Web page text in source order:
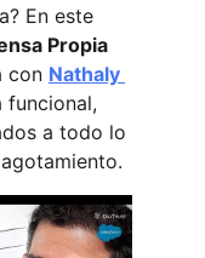
En este
Propia
con Nathaly
funcional,
a todo lo